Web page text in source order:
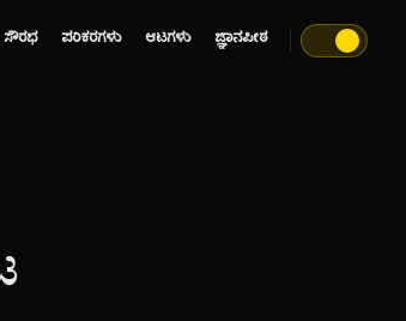
ಸೌರಭ ಪರಿಕರಗಳು ಆಟಗಳು ಜ್ಞಾನಪೀಠ